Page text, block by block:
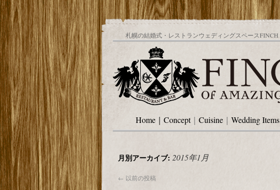
札幌の結婚式・レストランウェディングスペースFINCH
Home ｜ Concept｜ Cuisine ｜ Wedding Items
月別アーカイブ: 2015年1月
← 以前の投稿